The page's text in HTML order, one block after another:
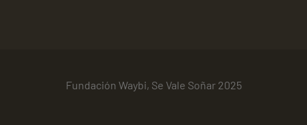
Fundación Waybi, Se Vale Soñar 2025